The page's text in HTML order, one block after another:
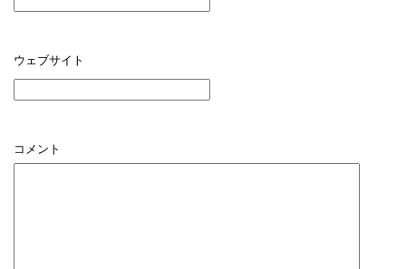
ウェブサイト
コメント